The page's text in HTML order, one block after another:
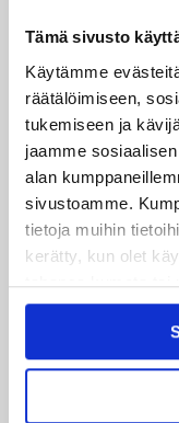
Tämä sivusto
Käytämme
räätälöimiseen,
tukemiseen ja
jaamme
alan
sivustoamme.
tietoja muihin
kerätty, kun olet
tahansa kumota tai
käytöstäEvästeet-
25.06.2026
JYP ja Secto Rally
02.06.2026
Liiga-kauden
27.05.2026
Jaatinen ja Liljamo